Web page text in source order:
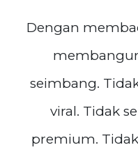
Dengan
seimbang.
viral. Tidak
premium.